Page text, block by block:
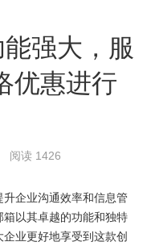
强大，服
优惠进行
阅读 1426
企业沟通效率和信息管
以其卓越的功能和独特
业更好地享受到这款创